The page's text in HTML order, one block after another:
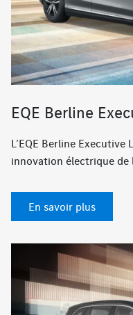
EQE Berline
L’EQE Berline Executive
innovation électrique de
En savoir plus